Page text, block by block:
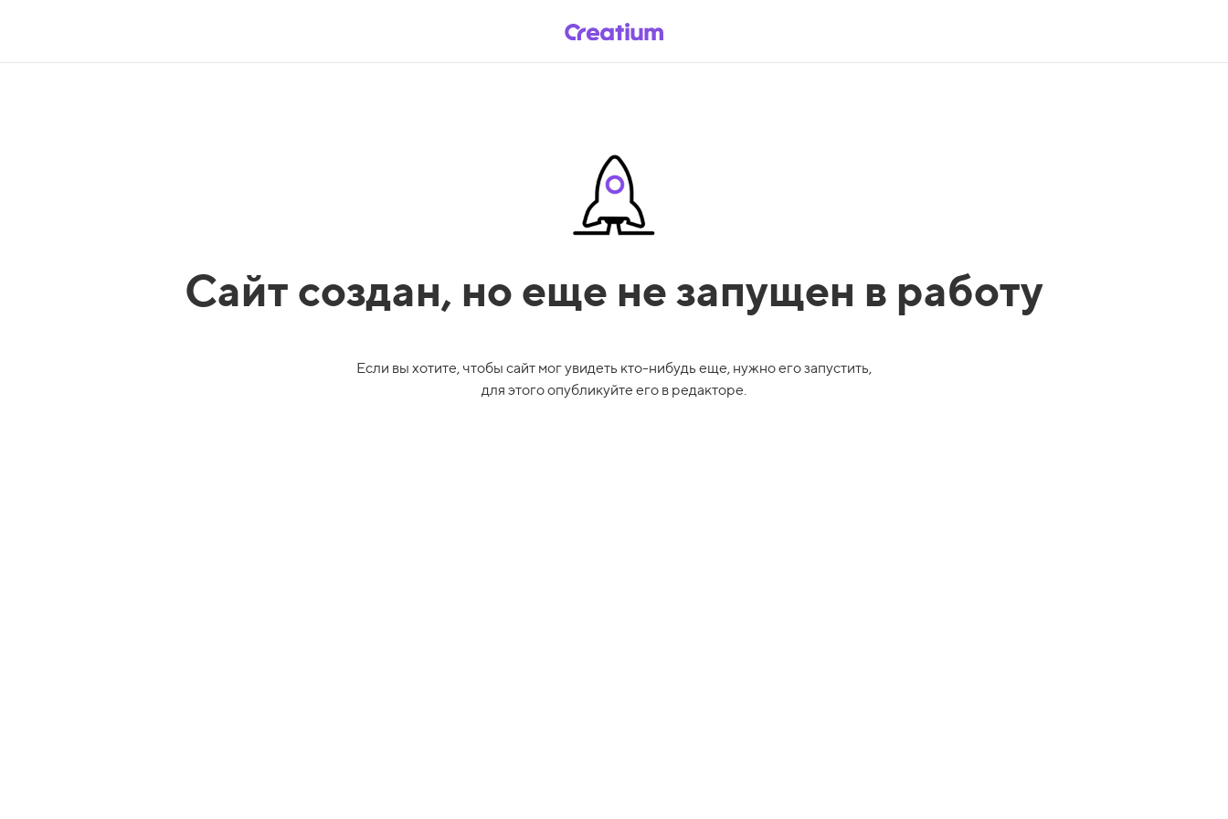
Сайт создан, но еще не запущен в работу
Если вы хотите, чтобы сайт мог увидеть кто-нибудь еще, нужно его запустить,
для этого опубликуйте его в редакторе.